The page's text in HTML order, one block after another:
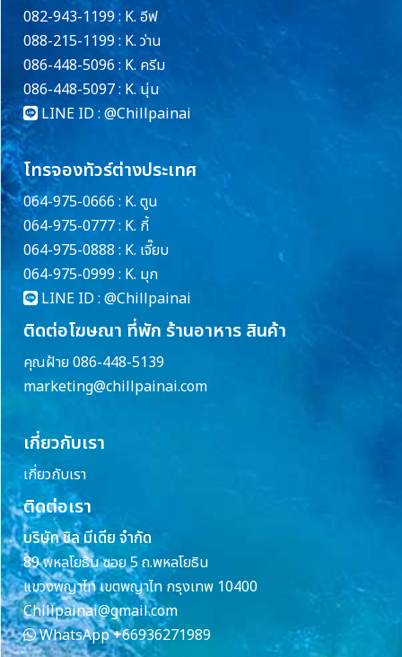
082-943-1199 : K. อีฟ
088-215-1199 : K. ว่าน
086-448-5096 : K. ครีม
086-448-5097 : K. นุ่น
LINE ID : @Chillpainai
โทรจองทัวร์ต่างประเทศ
064-975-0666 : K. ตูน
064-975-0777 : K. กี้
064-975-0888 : K. เจี๊ยบ
064-975-0999 : K. มุก
LINE ID : @Chillpainai
ติดต่อโฆษณา ที่พัก ร้านอาหาร สินค้า
คุณฝ้าย 086-448-5139
marketing@chillpainai.com
เกี่ยวกับเรา
เกี่ยวกับเรา
ติดต่อเรา
บริษัท ชิล มีเดีย จำกัด
89 พหลโยธิน ซอย 5 ถ.พหลโยธิน
แขวงพญาไท เขตพญาไท กรุงเทพ 10400
Chillpainai@gmail.com
WhatsApp+66936271989